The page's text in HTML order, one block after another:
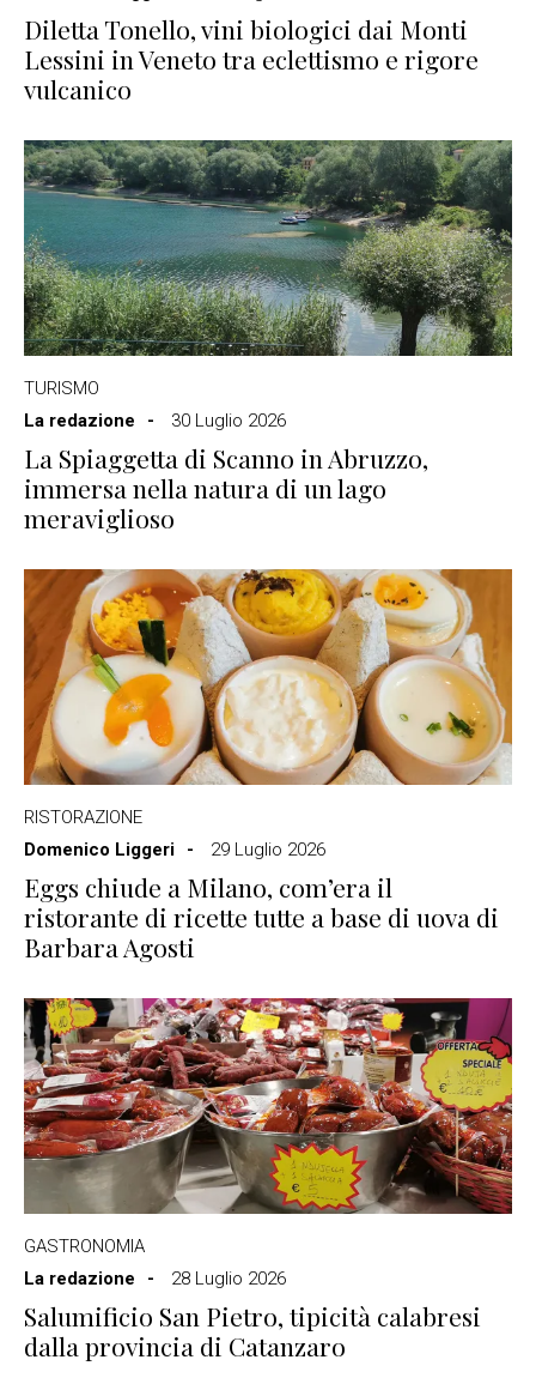
Diletta Tonello, vini biologici dai Monti
Lessini in Veneto tra eclettismo e rigore
vulcanico
TURISMO
La redazione
30 Luglio 2026
La Spiaggetta di Scanno in Abruzzo,
immersa nella natura di un lago
meraviglioso
RISTORAZIONE
Domenico Liggeri
29 Luglio 2026
Eggs chiude a Milano, com’era il
ristorante di ricette tutte a base di uova di
Barbara Agosti
GASTRONOMIA
La redazione
28 Luglio 2026
Salumificio San Pietro, tipicità calabresi
dalla provincia di Catanzaro